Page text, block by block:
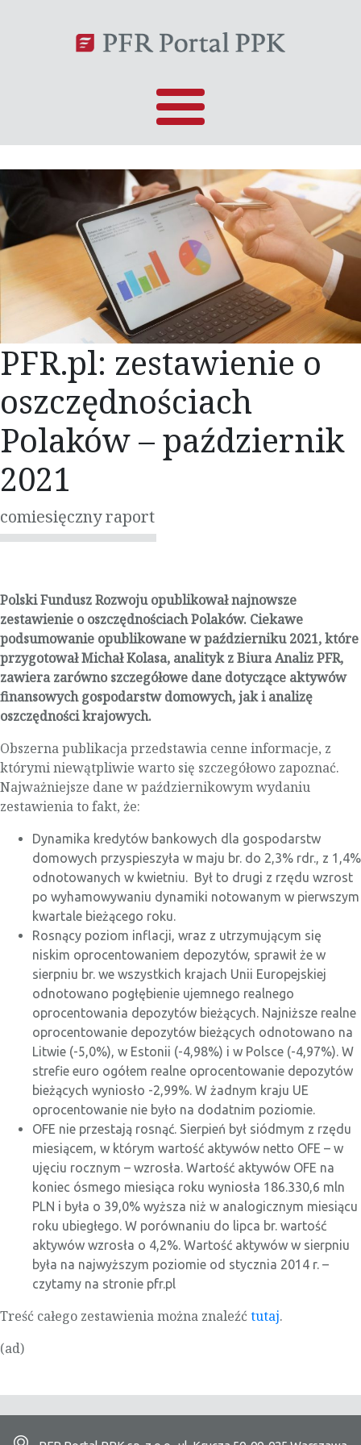
PFR.pl: zestawienie o
oszczędnościach
Polaków – październik
2021
comiesięczny raport
Polski Fundusz Rozwoju opublikował najnowsze
zestawienie o oszczędnościach Polaków. Ciekawe
podsumowanie opublikowane w październiku 2021, które
przygotował Michał Kolasa, analityk z Biura Analiz PFR,
zawiera zarówno szczegółowe dane dotyczące aktywów
finansowych gospodarstw domowych, jak i analizę
oszczędności krajowych.
Obszerna publikacja przedstawia cenne informacje, z
którymi niewątpliwie warto się szczegółowo zapoznać.
Najważniejsze dane w październikowym wydaniu
zestawienia to fakt, że:
Dynamika kredytów bankowych dla gospodarstw
domowych przyspieszyła w maju br. do 2,3% rdr., z 1,4%
odnotowanych w kwietniu. Był to drugi z rzędu wzrost
po wyhamowywaniu dynamiki notowanym w pierwszym
kwartale bieżącego roku.
Rosnący poziom inflacji, wraz z utrzymującym się
niskim oprocentowaniem depozytów, sprawił że w
sierpniu br. we wszystkich krajach Unii Europejskiej
odnotowano pogłębienie ujemnego realnego
oprocentowania depozytów bieżących. Najniższe realne
oprocentowanie depozytów bieżących odnotowano na
Litwie (-5,0%), w Estonii (-4,98%) i w Polsce (-4,97%). W
strefie euro ogółem realne oprocentowanie depozytów
bieżących wyniosło -2,99%. W żadnym kraju UE
oprocentowanie nie było na dodatnim poziomie.
OFE nie przestają rosnąć. Sierpień był siódmym z rzędu
miesiącem, w którym wartość aktywów netto OFE – w
ujęciu rocznym – wzrosła. Wartość aktywów OFE na
koniec ósmego miesiąca roku wyniosła 186.330,6 mln
PLN i była o 39,0% wyższa niż w analogicznym miesiącu
roku ubiegłego. W porównaniu do lipca br. wartość
aktywów wzrosła o 4,2%. Wartość aktywów w sierpniu
była na najwyższym poziomie od stycznia 2014 r. –
czytamy na stronie pfr.pl
Treść całego zestawienia można znaleźćtutaj.
(ad)